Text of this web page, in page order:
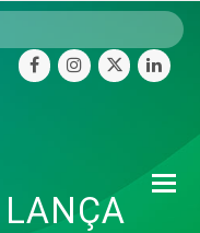
facebookinstagram
twitter